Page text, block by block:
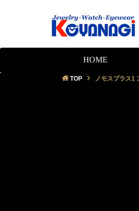
HOME
TOP ノモスプラス1